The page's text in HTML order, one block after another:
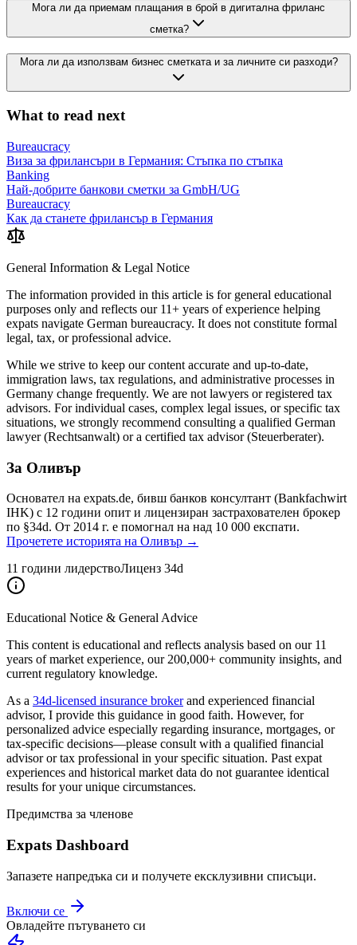
Мога ли да приемам плащания в брой в дигитална фриланс
сметка?
Мога ли да използвам бизнес сметката и за личните си разходи?
What to read next
Bureaucracy
Виза за фрилансъри в Германия: Стъпка по стъпка
Banking
Най-добрите банкови сметки за GmbH/UG
Bureaucracy
Как да станете фрилансър в Германия
General Information & Legal Notice
The information provided in this article is for general educational
purposes only and reflects our 11+ years of experience helping
expats navigate German bureaucracy. It does not constitute formal
legal, tax, or professional advice.
While we strive to keep our content accurate and up-to-date,
immigration laws, tax regulations, and administrative processes in
Germany change frequently. We are not lawyers or registered tax
advisors. For individual cases, complex legal issues, or specific tax
situations, we strongly recommend consulting a qualified German
lawyer (Rechtsanwalt) or a certified tax advisor (Steuerberater).
За Оливър
Основател на expats.de, бивш банков консултант (Bankfachwirt
IHK) с 12 години опит и лицензиран застрахователен брокер
по §34d. От 2014 г. е помогнал на над 10 000 експати.
Прочетете историята на Оливър →
11 години лидерствоЛиценз 34d
Educational Notice & General Advice
This content is educational and reflects analysis based on our 11
years of market experience, our 200,000+ community insights, and
current regulatory knowledge.
As a 34d-licensed insurance brokerand experienced financial
advisor, I provide this guidance in good faith. However, for
personalized advice especially regarding insurance, mortgages, or
tax-specific decisions—please consult with a qualified financial
advisor or tax professional in your specific situation. Past expat
experiences and historical market data do not guarantee identical
results for your unique circumstances.
Предимства за членове
Expats Dashboard
Запазете напредъка си и получете ексклузивни списъци.
Включи се
Овладейте пътуването си